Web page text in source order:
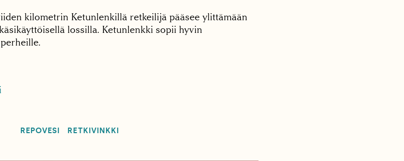
kilometrin Ketunlenkillä retkeilijä pääsee ylittämään
lossilla. Ketunlenkki sopii hyvin
REPOVESI RETKIVINKKI